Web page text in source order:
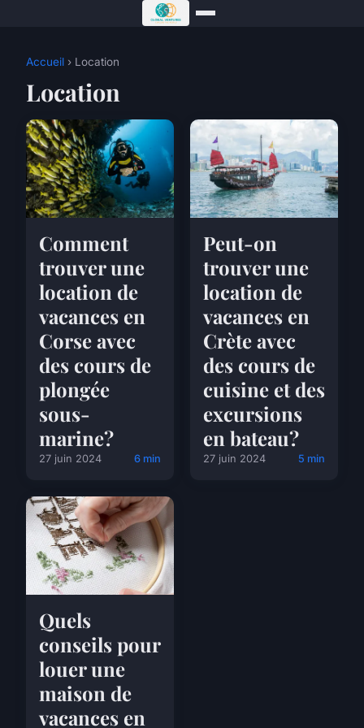
Accueil › Location
Location
Comment
trouver une
location de
vacances en
Corse avec
des cours de
plongée
sous-
marine?
27 juin 2024 6 min
Peut-on
trouver une
location de
vacances en
Crète avec
des cours de
cuisine et des
excursions
en bateau?
27 juin 2024 5 min
Quels
conseils pour
louer une
maison de
vacances en